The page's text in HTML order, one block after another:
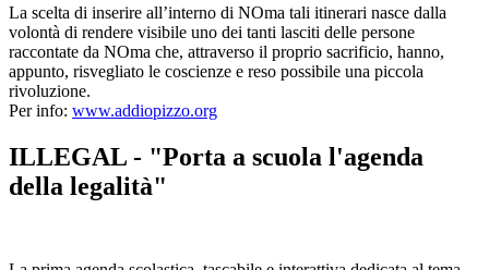
La scelta di inserire all’interno di NOma tali itinerari nasce dalla
volontà di rendere visibile uno dei tanti lasciti delle persone
raccontate da NOma che, attraverso il proprio sacrificio, hanno,
appunto, risvegliato le coscienze e reso possibile una piccola
rivoluzione.
Per info: www.addiopizzo.org
ILLEGAL - "Porta a scuola l'agenda
della legalità"